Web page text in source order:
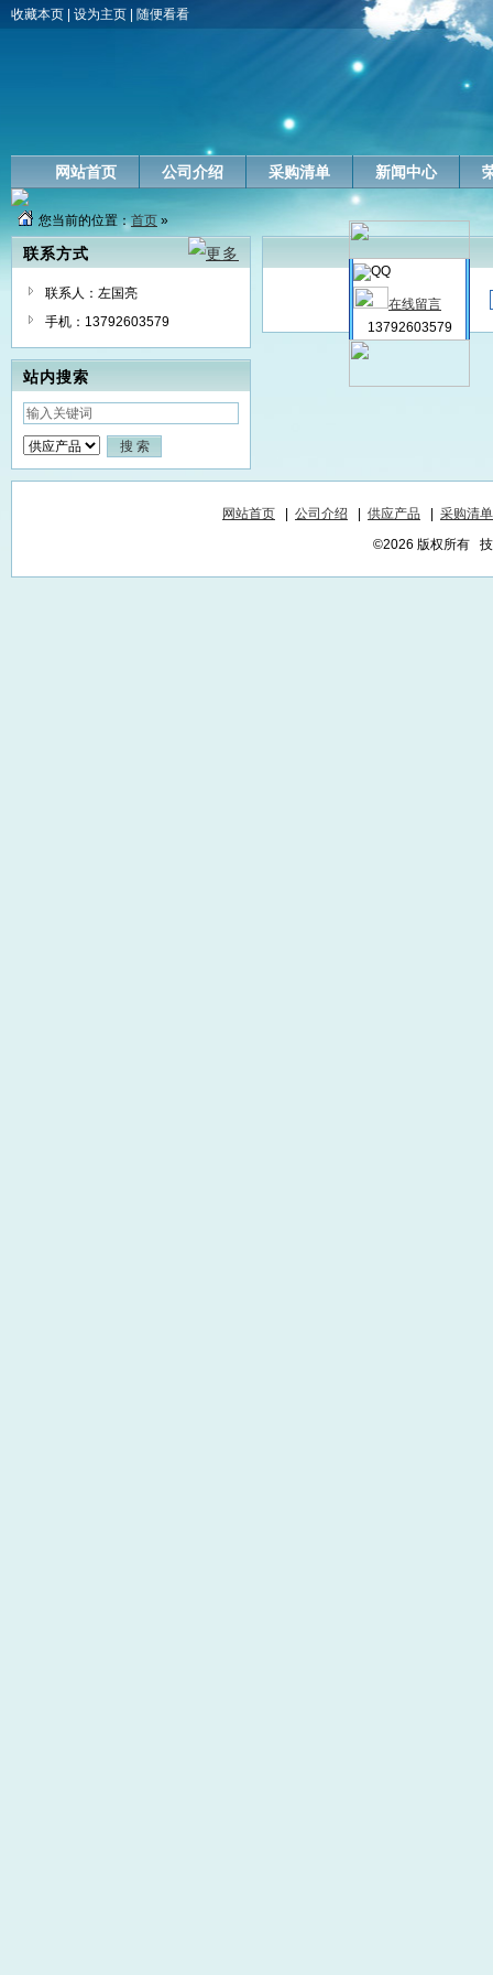
收藏本页 设为主页 随便看看
网站首页 公司介绍 采购清单 新闻中心
您当前的位置：首页 »
联系方式
联系人：左国亮
手机：13792603579
站内搜索
在线留言
13792603579
网站首页 公司介绍 供应产品
采购清单
©2026 版权所有